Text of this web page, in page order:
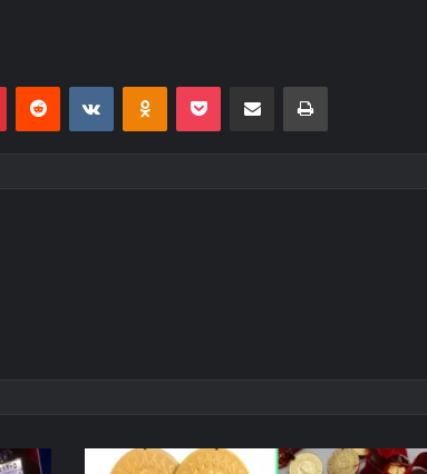
PinterestReddit VKontakteOdnoklassniki
Pocket E-Posta ile paylaş Yazdır